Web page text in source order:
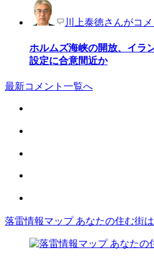
川上泰徳さんがコ
ホルムズ海峡の開放、イラ
設定に合意間近か
最新コメント一覧へ
落雷情報マップ あなたの住む街は